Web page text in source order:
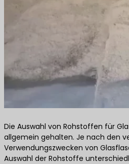
Die Auswahl von Rohstoffen für
allgemein gehalten. Je nach den
Verwendungszwecken von
Auswahl der Rohstoffe